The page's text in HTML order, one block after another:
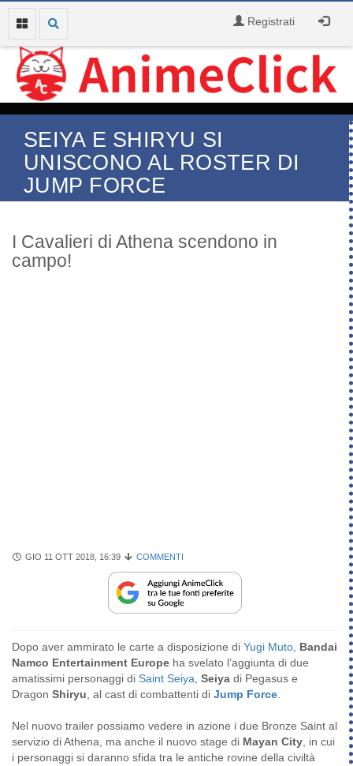
Registrati
SEIYA E SHIRYU SI
UNISCONO AL ROSTER DI
JUMP FORCE
I Cavalieri di Athena scendono in
campo!
GIO 11 OTT 2018, 16:39 COMMENTI
Dopo aver ammirato le carte a disposizione di Yugi Muto, Bandai
Namco Entertainment Europe ha svelato l’aggiunta di due
amatissimi personaggi di Saint Seiya, Seiya di Pegasus e
Dragon Shiryu, al cast di combattenti di Jump Force.
Nel nuovo trailer possiamo vedere in azione i due Bronze Saint al
servizio di Athena, ma anche il nuovo stage di Mayan City, in cui
i personaggi si daranno sfida tra le antiche rovine della civiltà